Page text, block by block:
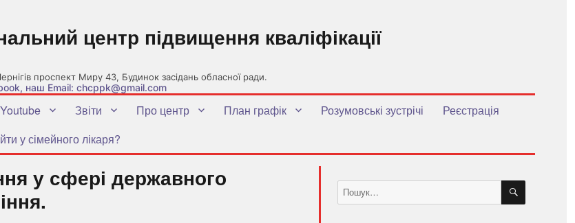
проспект Миру 43, Будинок засідань обласної ради.
, наш Email: chcppk@gmail.com
центр підвищення кваліфікації
Звіти Про центр План графік Розумовські зустрічі
Реєстрація
у сімейного лікаря?
у сфері державного
Пошук
за
ШУКАТИ